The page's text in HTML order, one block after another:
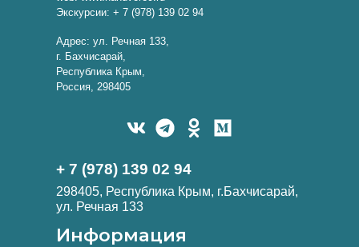
Экскурсии: + 7 (978) 139 02 94
Адрес: ул. Речная 133,
г. Бахчисарай,
Республика Крым,
Россия, 298405
+ 7 (978) 139 02 94
298405, Республика Крым, г.Бахчисарай,
ул. Речная 133
Информация